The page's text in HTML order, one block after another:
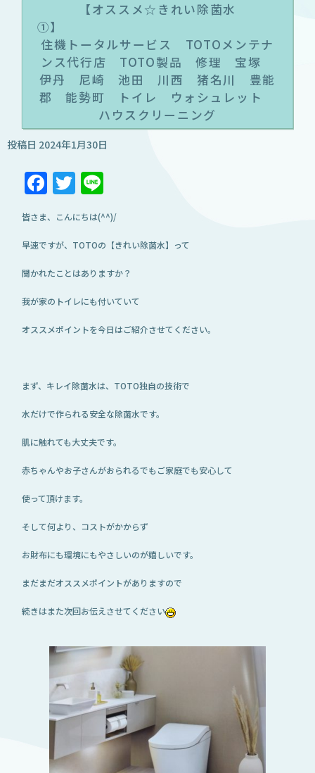
【オススメ☆きれい除菌水
住機トータルサービス TOTOメンテナ
ンス代行店 TOTO製品 修理 宝塚
伊丹 尼崎 池田 川西 猪名川 豊能
郡 能勢町 トイレ ウォシュレット
ハウスクリーニング
投稿日 2024年1月30日
Facebook
Twitter
皆さま、こんにちは(^^)/
早速ですが、TOTOの【きれい除菌水】って
聞かれたことはありますか？
我が家のトイレにも付いていて
オススメポイントを今日はご紹介させてください。
まず、キレイ除菌水は、TOTO独自の技術で
水だけで作られる安全な除菌水です。
肌に触れても大丈夫です。
赤ちゃんやお子さんがおられるでもご家庭でも安心して
使って頂けます。
そして何より、コストがかからず
お財布にも環境にもやさしいのが嬉しいです。
まだまだオススメポイントがありますので
続きはまた次回お伝えさせてください